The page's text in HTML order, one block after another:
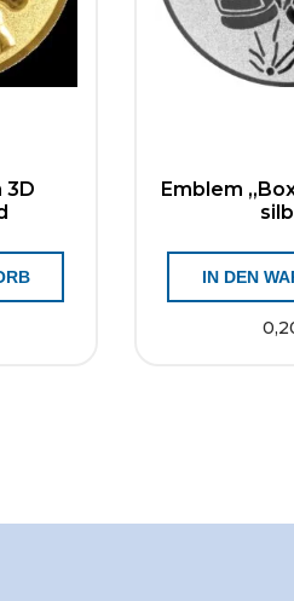
3D
Emblem
IN DEN